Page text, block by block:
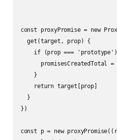
const proxyPromise = new
  get(target, prop) {
if (prop ===
promisesCreatedTotal
    }
    return target[prop]
  }
})
const p = new